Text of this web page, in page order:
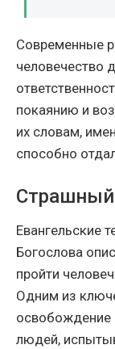
Современные
человечество
покаянию и
их словам,
способно
Евангельские
Богослова
пройти
Одним из
освобождение
людей,